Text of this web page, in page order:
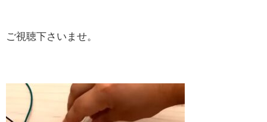
ご視聴下さいませ。